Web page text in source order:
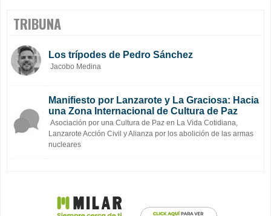
TRIBUNA
Los trípodes de Pedro Sánchez
Jacobo Medina
Manifiesto por Lanzarote y La Graciosa: Hacia
una Zona Internacional de Cultura de Paz
Asociación por una Cultura de Paz en La Vida Cotidiana,
Lanzarote Acción Civil y Alianza por los abolición de las armas
nucleares